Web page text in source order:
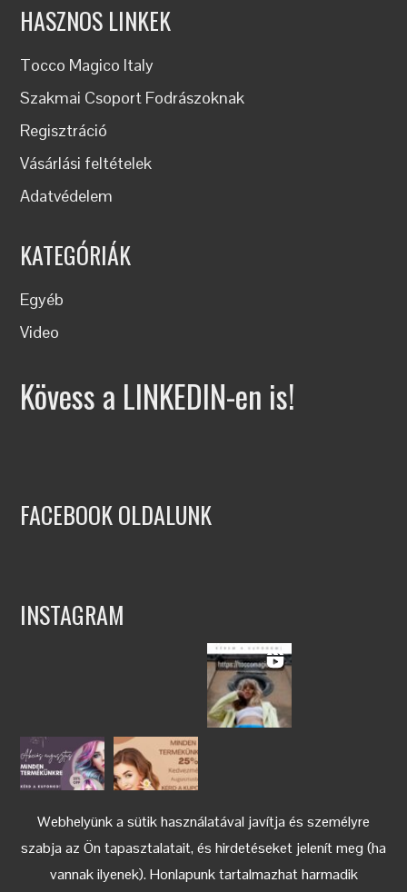
Webhelyünk a sütik használatával javítja és személyre
szabja az Ön tapasztalatait, és hirdetéseket jelenít meg (ha
vannak ilyenek). Honlapunk tartalmazhat harmadik
HASZNOS LINKEK
Tocco Magico Italy
Szakmai Csoport Fodrászoknak
Regisztráció
Vásárlási feltételek
Adatvédelem
KATEGÓRIÁK
Egyéb
Video
Kövess a LINKEDIN-en is!
FACEBOOK OLDALUNK
INSTAGRAM